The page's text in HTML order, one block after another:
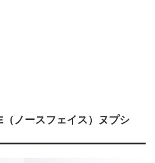
ノースフェイス）ヌプシ